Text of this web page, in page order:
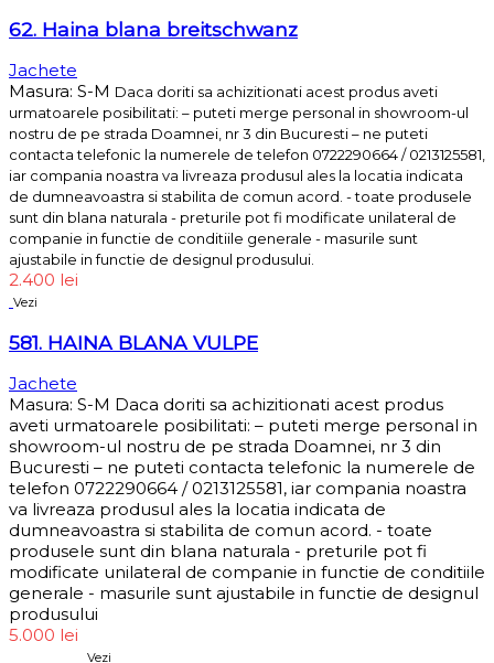
62. Haina blana breitschwanz
Jachete
Masura: S-M Daca doriti sa achizitionati acest produs aveti
urmatoarele posibilitati: – puteti merge personal in showroom-ul
nostru de pe strada Doamnei, nr 3 din Bucuresti – ne puteti
contacta telefonic la numerele de telefon 0722290664 / 0213125581,
iar compania noastra va livreaza produsul ales la locatia indicata
de dumneavoastra si stabilita de comun acord. - toate produsele
sunt din blana naturala - preturile pot fi modificate unilateral de
companie in functie de conditiile generale - masurile sunt
ajustabile in functie de designul produsului.
2.400 lei
Vezi
581. HAINA BLANA VULPE
Jachete
Masura: S-M Daca doriti sa achizitionati acest produs
aveti urmatoarele posibilitati: – puteti merge personal in
showroom-ul nostru de pe strada Doamnei, nr 3 din
Bucuresti – ne puteti contacta telefonic la numerele de
telefon 0722290664 / 0213125581, iar compania noastra
va livreaza produsul ales la locatia indicata de
dumneavoastra si stabilita de comun acord. - toate
produsele sunt din blana naturala - preturile pot fi
modificate unilateral de companie in functie de conditiile
generale - masurile sunt ajustabile in functie de designul
produsului
5.000 lei
Vezi